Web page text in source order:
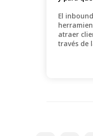
El
atraer
través de